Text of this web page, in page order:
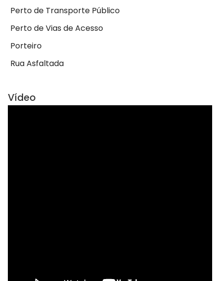
Perto de Transporte Público
Perto de Vias de Acesso
Porteiro
Rua Asfaltada
Vídeo